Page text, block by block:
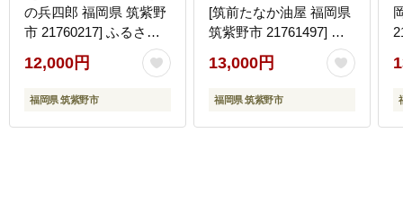
の兵四郎 福岡県 筑紫野
市 21760217] ふるさと
納税 あご出汁 あごだし
兵四郎だし だし ダシ だ
しパック 出汁パック 粉
12,000円
福岡県 筑紫野市
[筑前たなか油屋 福岡県
筑紫野市 21761497] ド
レッシング 調味料 和風
ゆず 柚子 ユズ ごま ゴ
マ 胡麻 しそ シソ 詰め
存料 着色料 不使用
13,000円
福岡県 筑紫野市